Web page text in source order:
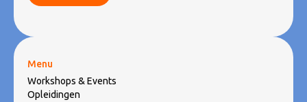
Menu
Workshops & Events
Opleidingen